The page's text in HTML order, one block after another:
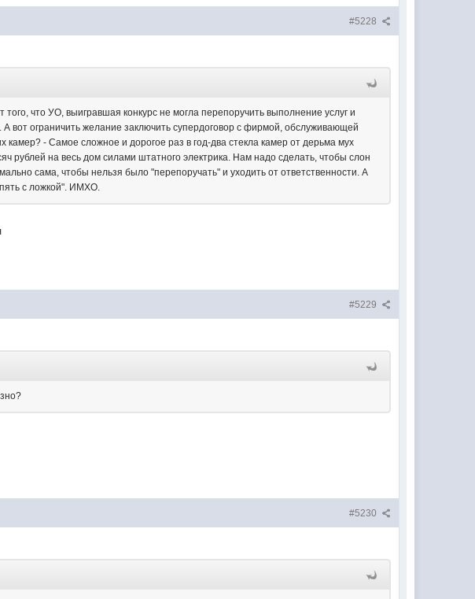
#5228
что УО, выигравшая конкурс не могла перепоручить выполнение услуг и
вот ограничить желание заключить супердоговор с фирмой, обслуживающей
- Самое сложное и дорогое раз в год-два стекла камер от дерьма мух
рублей на весь дом силами штатного электрика. Нам надо сделать, чтобы слон
сама, чтобы нельзя было "перепоручать" и уходить от ответственности. А
с ложкой". ИМХО.
#5229
#5230